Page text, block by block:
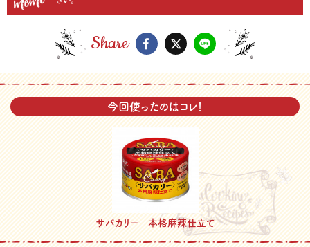
Share
今回使ったのはコレ！
サバカリー 本格麻辣仕立て